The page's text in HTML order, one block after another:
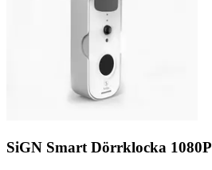
SiGN Smart Dörrklocka 1080P